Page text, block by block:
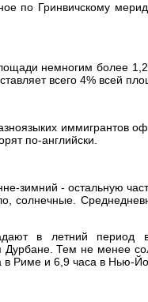
по Гринвичскому
немногим более
всего 4% всей
иммигрантов
по-английски.
зимний - остальную
солнечные.
в летний период
Тем не менее
в Риме и 6,9 часа в Нью-